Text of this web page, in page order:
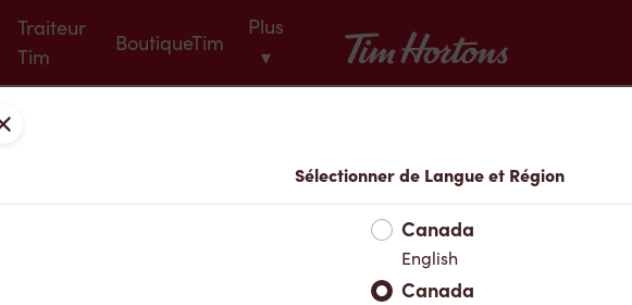
Traiteur
Tim
BoutiqueTim
Plus
▾
Tim Hortons
Menu
Fermer
Sélectionner de Langue et Région
Canada
English
Canada